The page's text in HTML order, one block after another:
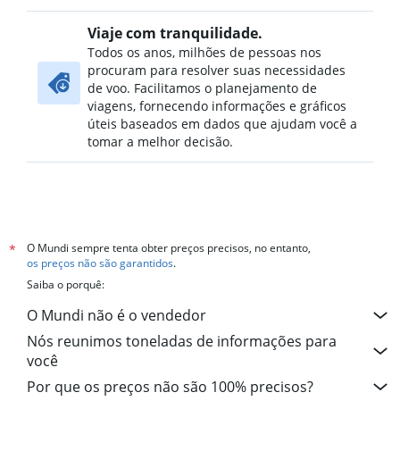
Viaje com tranquilidade.
Todos os anos, milhões de pessoas nos
procuram para resolver suas necessidades
de voo. Facilitamos o planejamento de
viagens, fornecendo informações e gráficos
úteis baseados em dados que ajudam você a
tomar a melhor decisão.
*
O Mundi sempre tenta obter preços precisos, no entanto,
os preços não são garantidos.
Saiba o porquê:
O Mundi não é o vendedor
Nós reunimos toneladas de informações para
você
Por que os preços não são 100% precisos?